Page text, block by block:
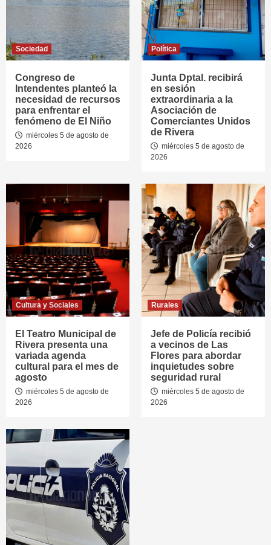
Sociedad
Congreso de
Intendentes planteó la
necesidad de recursos
para enfrentar el
fenómeno de El Niño
miércoles 5 de agosto de
2026
Política
Junta Dptal. recibirá
en sesión
extraordinaria a la
Asociación de
Comerciantes Unidos
de Rivera
miércoles 5 de agosto de
2026
Cultura y Sociales
El Teatro Municipal de
Rivera presenta una
variada agenda
cultural para el mes de
agosto
miércoles 5 de agosto de
2026
Rurales
Jefe de Policía recibió
a vecinos de Las
Flores para abordar
inquietudes sobre
seguridad rural
miércoles 5 de agosto de
2026